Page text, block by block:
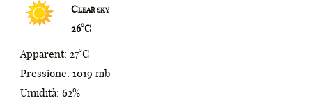
Clear sky
26°C
Apparent: 27°C
Pressione: 1019 mb
Umidità: 62%
0
3
₪
%